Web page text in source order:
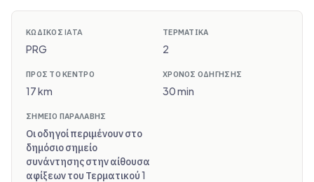
ΚΩΔΙΚΌΣ IATA
PRG
ΤΕΡΜΑΤΙΚΆ
2
ΠΡΟΣ ΤΟ ΚΈΝΤΡΟ
17 km
ΧΡΌΝΟΣ ΟΔΉΓΗΣΗΣ
30 min
ΣΗΜΕΊΟ ΠΑΡΑΛΑΒΉΣ
Οι οδηγοί περιμένουν στο
δημόσιο σημείο
συνάντησης στην αίθουσα
αφίξεων του Τερματικού 1